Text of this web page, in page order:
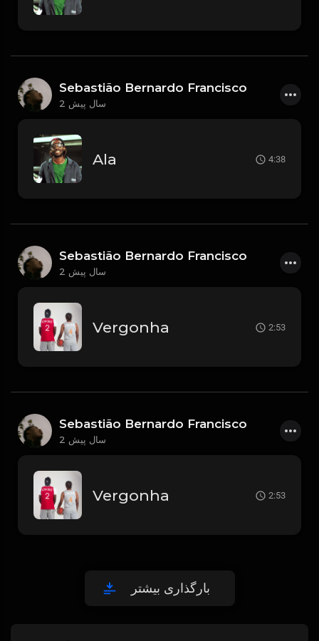
Sebastião Bernardo Francisco
2 سال پیش
Ala 4:38
Sebastião Bernardo Francisco
2 سال پیش
Vergonha 2:53
Sebastião Bernardo Francisco
2 سال پیش
Vergonha 2:53
بارگذاری بیشتر